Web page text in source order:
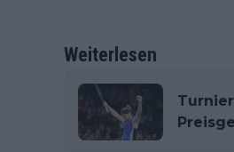
Weiterlesen